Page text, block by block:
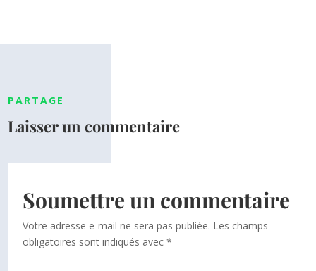
PARTAGE
Laisser un commentaire
Soumettre un commentaire
Votre adresse e-mail ne sera pas publiée. Les champs
obligatoires sont indiqués avec*